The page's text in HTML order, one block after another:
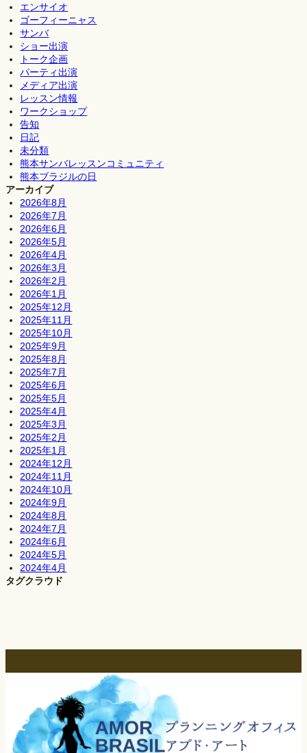
エンサイオ
ゴーフィーニャス
サンバ
ショー出演
トーク企画
パーティ出演
メディア出演
レッスン情報
ワークショップ
告知
日記
未分類
熊本サンバレッスンコミュニティ
熊本ブラジルの日
アーカイブ
2026年8月
2026年7月
2026年6月
2026年5月
2026年4月
2026年3月
2026年2月
2026年1月
2025年12月
2025年11月
2025年10月
2025年9月
2025年8月
2025年7月
2025年6月
2025年5月
2025年4月
2025年3月
2025年2月
2025年1月
2024年12月
2024年11月
2024年10月
2024年9月
2024年8月
2024年7月
2024年6月
2024年5月
2024年4月
タグクラウド